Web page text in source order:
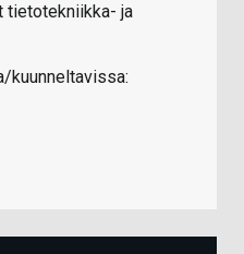
tietotekniikka- ja
kuunneltavissa: